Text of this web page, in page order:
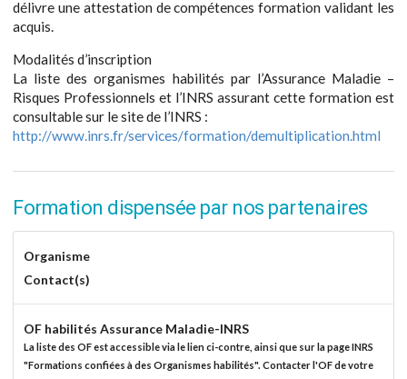
délivre une attestation de compétences formation validant les
acquis.
Modalités d’inscription
La liste des organismes habilités par l’Assurance Maladie –
Risques Professionnels et l’INRS assurant cette formation est
consultable sur le site de l’INRS :
http://www.inrs.fr/services/formation/demultiplication.html
Formation dispensée par nos partenaires
Organisme
Contact(s)
OF habilités Assurance Maladie-INRS
La liste des OF est accessible via le lien ci-contre, ainsi que sur la page INRS
"Formations confiées à des Organismes habilités". Contacter l'OF de votre